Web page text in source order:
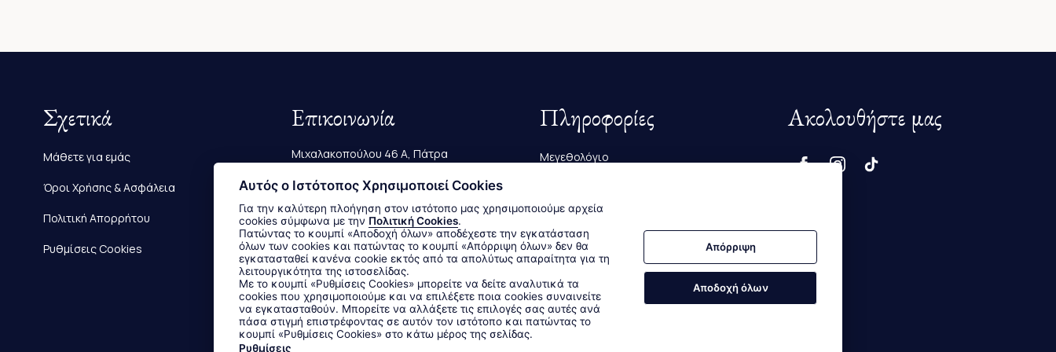
Σχετικά
Μάθετε για εμάς
Όροι Χρήσης & Ασφάλεια
Πολιτική Απορρήτου
Ρυθμίσεις Cookies
Επικοινωνία
Μιχαλακοπούλου 46 Α, Πάτρα
Τηλ.:2610 223 239
E-mail: info@bagutta.gr
Πληροφορίες
Μεγεθολόγιο
Τρόποι Παραγγελίας & Πληρωμής
Ακολουθήστε μας
Δεχόμαστε όλες τις πιστωτικές κάρτες:
Sitemap/Login
Αυτός ο Ιστότοπος Χρησιμοποιεί Cookies
Για την καλύτερη πλοήγηση στον ιστότοπο μας χρησιμοποιούμε αρχεία
cookies σύμφωνα με την Πολιτική Cookies.
Πατώντας το κουμπί «Αποδοχή όλων» αποδέχεστε την εγκατάσταση
όλων των cookies και πατώντας το κουμπί «Απόρριψη όλων» δεν θα
εγκατασταθεί κανένα cookie εκτός από τα απολύτως απαραίτητα για τη
λειτουργικότητα της ιστοσελίδας.
Με το κουμπί «Ρυθμίσεις Cookies» μπορείτε να δείτε αναλυτικά τα
cookies που χρησιμοποιούμε και να επιλέξετε ποια cookies συναινείτε
να εγκατασταθούν. Μπορείτε να αλλάξετε τις επιλογές σας αυτές ανά
πάσα στιγμή επιστρέφοντας σε αυτόν τον ιστότοπο και πατώντας το
κουμπί «Ρυθμίσεις Cookies» στο κάτω μέρος της σελίδας.
Ρυθμίσεις
Απόρριψη
Αποδοχή όλων